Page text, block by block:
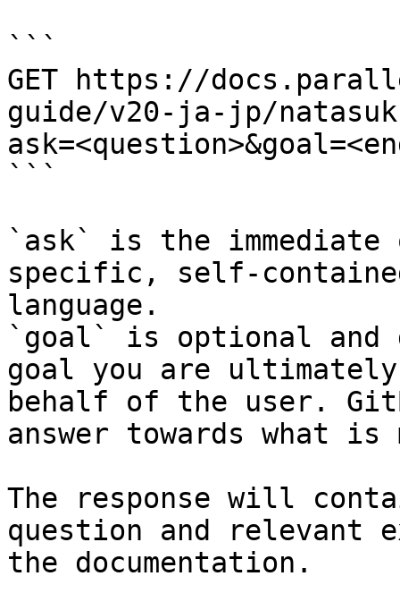
```
GET https://
guide/v20-ja-jp/
```
`ask` is the
specific, self-
language.
`goal` is optional and
goal you are
behalf of the user.
answer towards what
The response will
question and relevant
the documentation.